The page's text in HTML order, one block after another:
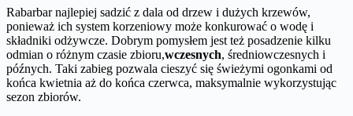
Rabarbar najlepiej sadzić z dala od drzew i dużych krzewów,
ponieważ ich system korzeniowy może konkurować o wodę i
składniki odżywcze. Dobrym pomysłem jest też posadzenie kilku
odmian o różnym czasie zbioru,wczesnych, średniowczesnych i
późnych. Taki zabieg pozwala cieszyć się świeżymi ogonkami od
końca kwietnia aż do końca czerwca, maksymalnie wykorzystując
sezon zbiorów.